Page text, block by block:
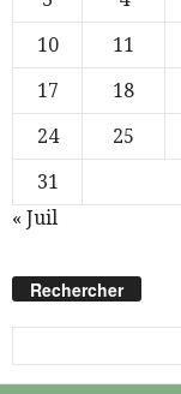
10
11
17
18
24
25
31
« Juil
Rechercher